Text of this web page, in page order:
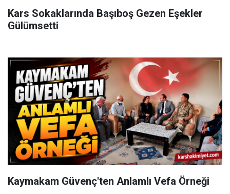
Kars Sokaklarında Başıboş Gezen Eşekler
Gülümsetti
Kaymakam Güvenç'ten Anlamlı Vefa Örneği